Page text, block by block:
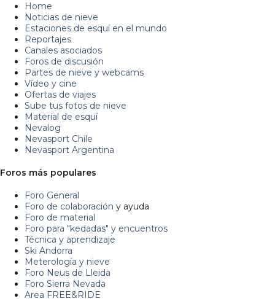
Home
Noticias de nieve
Estaciones de esquí en el mundo
Reportajes
Canales asociados
Foros de discusión
Partes de nieve y webcams
Vídeo y cine
Ofertas de viajes
Sube tus fotos de nieve
Material de esquí
Nevalog
Nevasport Chile
Nevasport Argentina
Foros más populares
Foro General
Foro de colaboración y ayuda
Foro de material
Foro para "kedadas" y encuentros
Técnica y aprendizaje
Ski Andorra
Meterología y nieve
Foro Neus de Lleida
Foro Sierra Nevada
Area FREE&RIDE